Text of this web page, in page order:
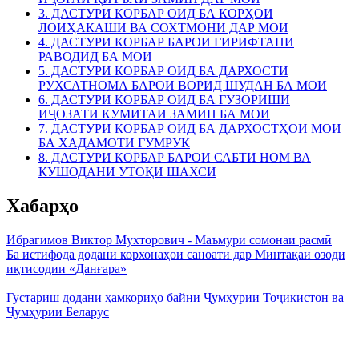
3. ДАСТУРИ КОРБАР ОИД БА КОРҲОИ
ЛОИҲАКАШӢ ВА СОХТМОНӢ ДАР МОИ
4. ДАСТУРИ КОРБАР БАРОИ ГИРИФТАНИ
РАВОДИД БА МОИ
5. ДАСТУРИ КОРБАР ОИД БА ДАРХОСТИ
РУХСАТНОМА БАРОИ ВОРИД ШУДАН БА МОИ
6. ДАСТУРИ КОРБАР ОИД БА ГУЗОРИШИ
ИҶОЗАТИ КУМИТАИ ЗАМИН БА МОИ
7. ДАСТУРИ КОРБАР ОИД БА ДАРХОСТҲОИ МОИ
БА ХАДАМОТИ ГУМРУК
8. ДАСТУРИ КОРБАР БАРОИ САБТИ НОМ ВА
КУШОДАНИ УТОҚИ ШАХСӢ
Хабарҳо
Ибрагимов Виктор Мухторович - Маъмури сомонаи расмӣ
Ба истифода додани корхонаҳои саноати дар Минтақаи озоди
иқтисодии «Данғара»
Густариш додани ҳамкориҳо байни Ҷумҳурии Тоҷикистон ва
Ҷумҳурии Беларус